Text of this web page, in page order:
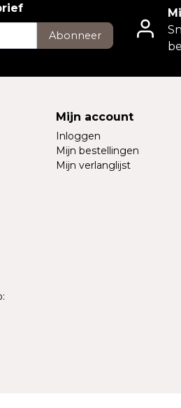
Abonneer
Mijn account
Inloggen
Mijn bestellingen
Mijn verlanglijst